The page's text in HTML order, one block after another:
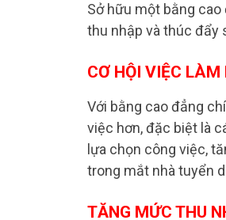
Sở hữu một bằng
thu nhập và thúc đẩy
CƠ HỘI VIỆC LÀM
Với bằng cao đẳng
việc hơn, đặc biệt là
lựa chọn công việc,
trong mắt nhà tuyển
TĂNG MỨC THU